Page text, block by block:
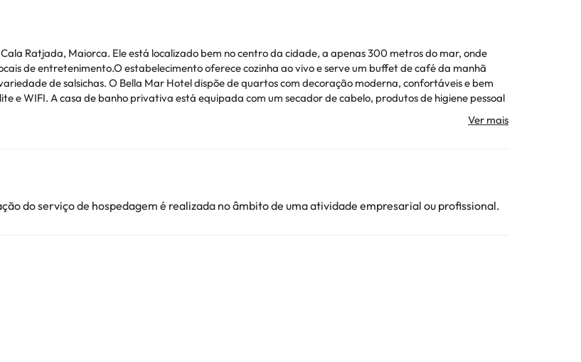
Ratjada, Maiorca. Ele está localizado bem no centro da cidade, a apenas 300 metros do mar, onde
de entretenimento.O estabelecimento oferece cozinha ao vivo e serve um buffet de café da manhã
de salsichas. O Bella Mar Hotel dispõe de quartos com decoração moderna, confortáveis e bem
e WIFI. A casa de banho privativa está equipada com um secador de cabelo, produtos de higiene pessoal
para o melhor valor para o dinheiro em Cala Rajada, graças a isso os clientes obtêm mais do seu
suas taxas diretamente no estabelecimento. Esta informação está sujeita a alterações pelo alojamento.
os respetivos preços diretamente junto do alojamento. Todas as informações desta página estão
do serviço de hospedagem é realizada no âmbito de uma atividade empresarial ou profissional.